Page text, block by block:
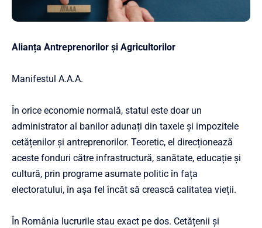
Alianța Antreprenorilor și Agricultorilor
Manifestul A.A.A.
În orice economie normală, statul este doar un
administrator al banilor adunați din taxele și impozitele
cetățenilor și antreprenorilor. Teoretic, el direcționează
aceste fonduri către infrastructură, sanătate, educație și
cultură, prin programe asumate politic în fața
electoratului, în așa fel încăt să crească calitatea vieții.
În România lucrurile stau exact pe dos. Cetățenii și